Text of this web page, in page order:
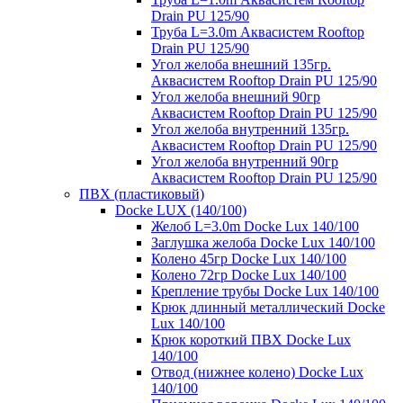
Drain PU 125/90
Труба L=3.0m Аквасистем Rooftop
Drain PU 125/90
Угол желоба внешний 135гр.
Аквасистем Rooftop Drain PU 125/90
Угол желоба внешний 90гр
Аквасистем Rooftop Drain PU 125/90
Угол желоба внутренний 135гр.
Аквасистем Rooftop Drain PU 125/90
Угол желоба внутренний 90гр
Аквасистем Rooftop Drain PU 125/90
ПВХ (пластиковый)
Docke LUX (140/100)
Желоб L=3.0m Docke Lux 140/100
Заглушка желоба Docke Lux 140/100
Колено 45гр Docke Lux 140/100
Колено 72гр Docke Lux 140/100
Крепление трубы Docke Lux 140/100
Крюк длинный металлический Docke
Lux 140/100
Крюк короткий ПВХ Docke Lux
140/100
Отвод (нижнее колено) Docke Lux
140/100